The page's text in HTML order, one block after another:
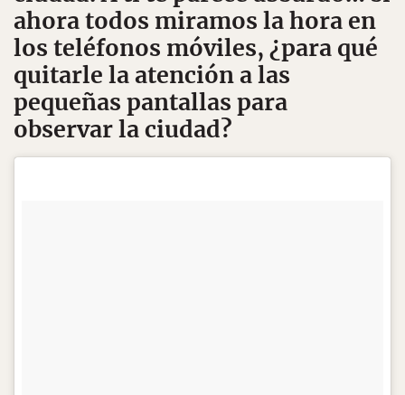
ahora todos miramos la hora en
los teléfonos móviles, ¿para qué
quitarle la atención a las
pequeñas pantallas para
observar la ciudad?